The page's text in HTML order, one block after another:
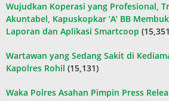
Wujudkan Koperasi yang Profesional,
Akuntabel, Kapuskopkar ‘A’ BB
Laporan dan Aplikasi Smartcoop
Wartawan yang Sedang Sakit di
Kapolres Rohil (15,131)
Waka Polres Asahan Pimpin Press